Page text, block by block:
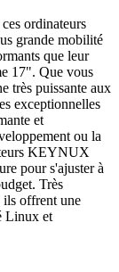
ordinateurs
grande mobilité
que leur
17". Que vous
très puissante aux
exceptionnelles
et
ou la
KEYNUX
pour s'ajuster à
Très
ils offrent une
Linux et